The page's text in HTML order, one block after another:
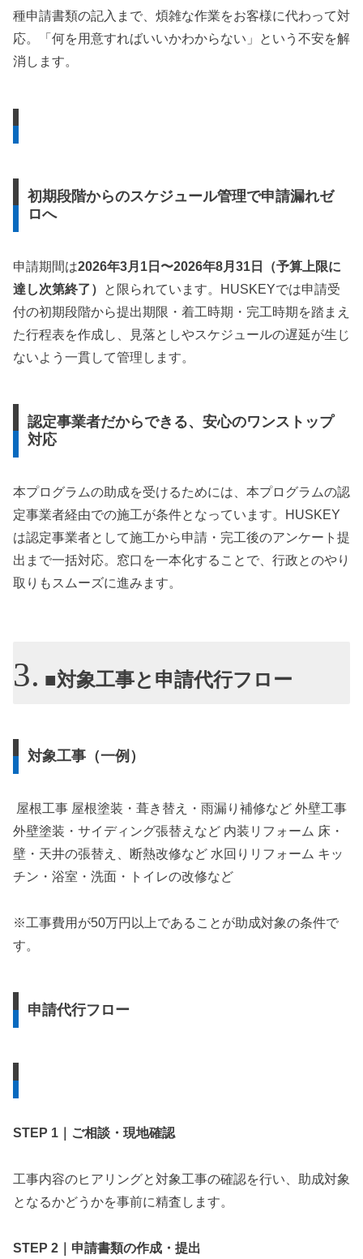
種申請書類の記入まで、煩雑な作業をお客様に代わって対
応。「何を用意すればいいかわからない」という不安を解
消します。
初期段階からのスケジュール管理で申請漏れゼ
ロへ
申請期間は2026年3月1日〜2026年8月31日（予算上限に
達し次第終了）
と限られています。HUSKEYでは申請受
付の初期段階から提出期限・着工時期・完工時期を踏まえ
た行程表を作成し、見落としやスケジュールの遅延が生じ
ないよう一貫して管理します。
認定事業者だからできる、安心のワンストップ
対応
本プログラムの助成を受けるためには、本プログラムの認
定事業者経由での施工が条件となっています。HUSKEY
は認定事業者として施工から申請・完工後のアンケート提
出まで一括対応。窓口を一本化することで、行政とのやり
取りもスムーズに進みます。
■対象工事と申請代行フロー
対象工事（一例）
屋根工事 屋根塗装・葺き替え・雨漏り補修など 外壁工事
外壁塗装・サイディング張替えなど 内装リフォーム 床・
壁・天井の張替え、断熱改修など 水回りリフォーム キッ
チン・浴室・洗面・トイレの改修など
※工事費用が50万円以上であることが助成対象の条件で
す。
申請代行フロー
STEP 1｜ご相談・現地確認
工事内容のヒアリングと対象工事の確認を行い、助成対象
となるかどうかを事前に精査します。
STEP 2｜申請書類の作成・提出